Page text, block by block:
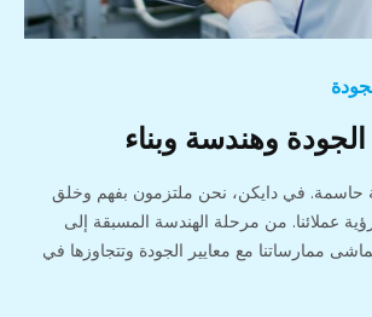
وهندسة وبناء
حاسمة. في دايكن، نحن ملتزمون بفهم وخلق
عملائنا. من مرحلة الهندسة المسبقة إلى
ممارساتنا مع معايير الجودة وتتجاوزها في